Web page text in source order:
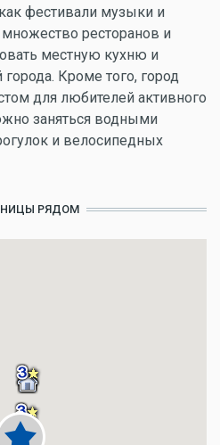
фестивали музыки и
ресторанов и
местную кухню и
Кроме того, город
для любителей активного
заняться водными
и велосипедных
РЯДОМ